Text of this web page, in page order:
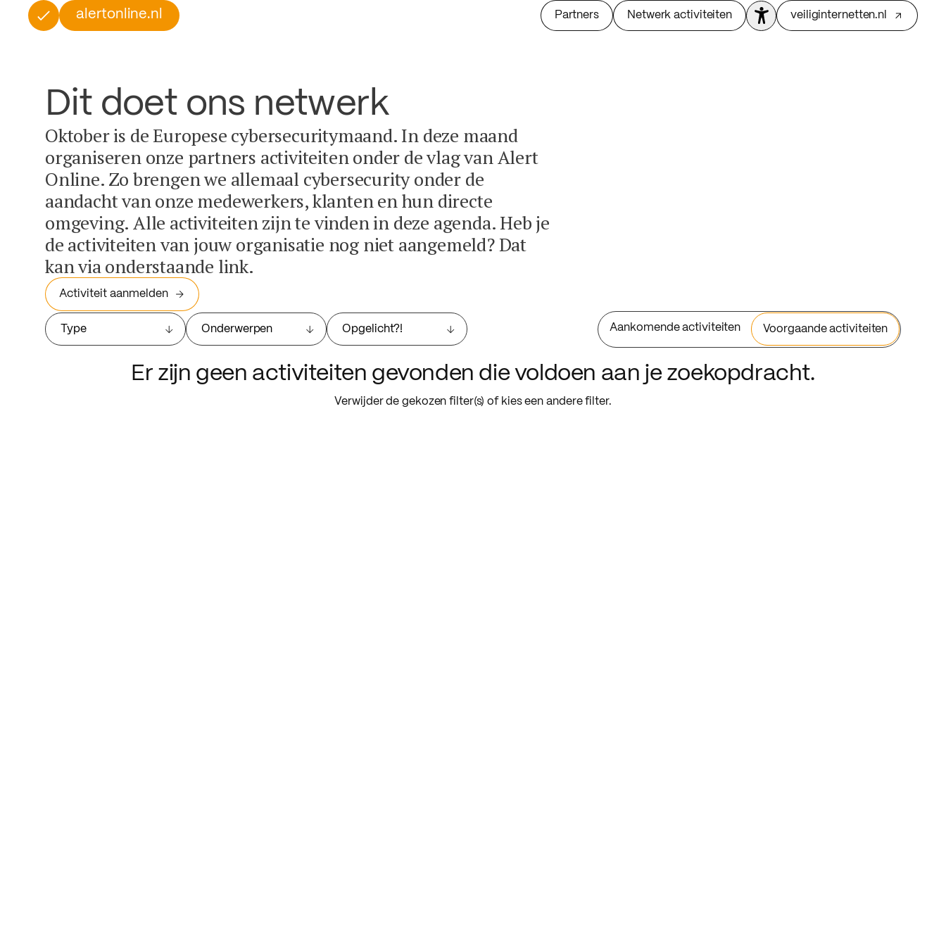
alertonline.nl Partners Netwerk activiteiten veiliginternetten.nl
Dit doet ons netwerk
Oktober is de Europese cybersecuritymaand. In deze maand
organiseren onze partners activiteiten onder de vlag van Alert
Online. Zo brengen we allemaal cybersecurity onder de
aandacht van onze medewerkers, klanten en hun directe
omgeving. Alle activiteiten zijn te vinden in deze agenda. Heb je
de activiteiten van jouw organisatie nog niet aangemeld? Dat
kan via onderstaande link.
Activiteit aanmelden
Type Onderwerpen Opgelicht?! Aankomende activiteiten Voorgaande activiteiten
Er zijn geen activiteiten gevonden die voldoen aan je zoekopdracht.
Verwijder de gekozen filter(s) of kies een andere filter.